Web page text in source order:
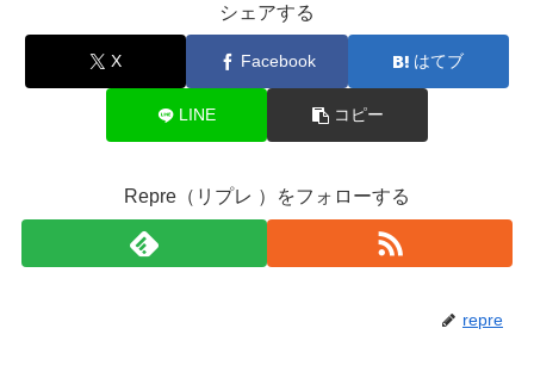
シェアする
X Facebook はてブ
LINE コピー
Repre（リプレ ）をフォローする
repre